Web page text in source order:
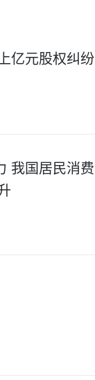
亿元股权纠纷
我国居民消费